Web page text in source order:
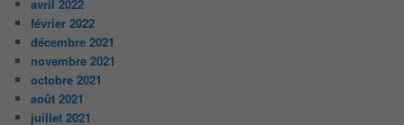
avril 2022
février 2022
décembre 2021
novembre 2021
octobre 2021
août 2021
juillet 2021